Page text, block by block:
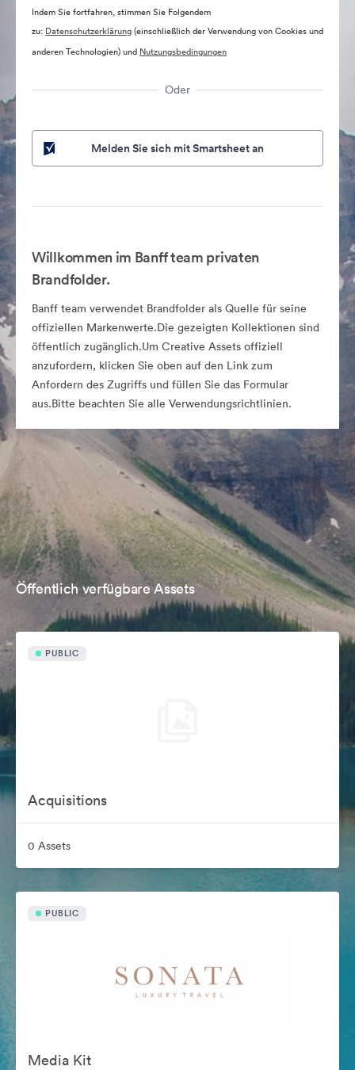
Indem Sie fortfahren, stimmen Sie Folgendem
zu: Datenschutzerklärung(einschließlich der Verwendung von Cookies und
anderen Technologien) und Nutzungsbedingungen
Oder
Melden Sie sich mit Smartsheet an
Willkommen im Banff team privaten
Brandfolder.
Banff team verwendet Brandfolder als Quelle für seine
offiziellen Markenwerte.Die gezeigten Kollektionen sind
öffentlich zugänglich.Um Creative Assets offiziell
anzufordern, klicken Sie oben auf den Link zum
Anfordern des Zugriffs und füllen Sie das Formular
aus.Bitte beachten Sie alle Verwendungsrichtlinien.
Öffentlich verfügbare Assets
PUBLIC
Acquisitions
0 Assets
PUBLIC
Media Kit